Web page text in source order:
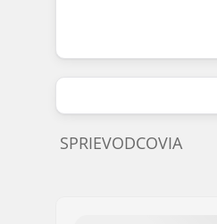
SPRIEVODCOVIA